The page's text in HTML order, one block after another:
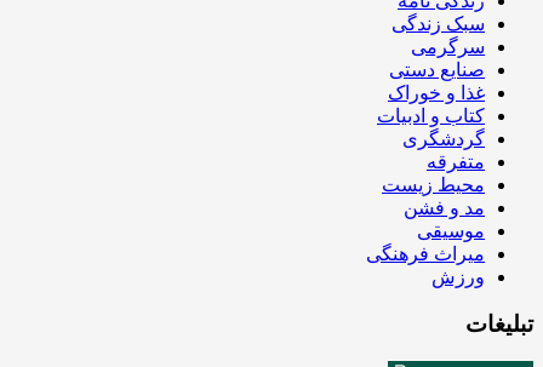
سبک زندگی
سرگرمی
صنایع دستی
غذا و خوراک
کتاب و ادبیات
گردشگری
متفرقه
محیط زیست
مد و فشن
موسیقی
میراث فرهنگی
ورزش
تبلیغات